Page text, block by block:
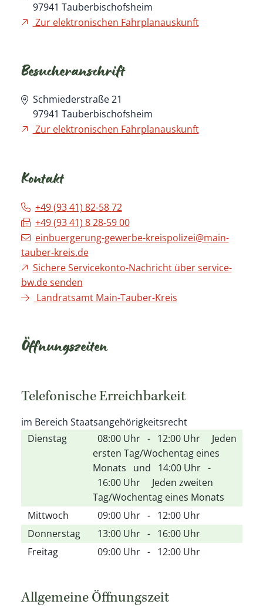
97941 Tauberbischofsheim
Zur elektronischen Fahrplanauskunft
Besucheranschrift
Schmiederstraße 21
97941 Tauberbischofsheim
Zur elektronischen Fahrplanauskunft
Kontakt
+49 (93 41) 82-58 72
+49 (93 41) 8 28-59 00
einbuergerung-gewerbe-kreispolizei@main-
tauber-kreis.de
Sichere Servicekonto-Nachricht über service-
bw.de senden
Landratsamt Main-Tauber-Kreis
Öffnungszeiten
Telefonische Erreichbarkeit
im Bereich Staatsangehörigkeitsrecht
Dienstag
08:00 Uhr - 12:00 Uhr
Jeden
ersten Tag/Wochentag eines
Monats
und 14:00 Uhr -
16:00 Uhr
Jeden zweiten
Tag/Wochentag eines Monats
Mittwoch
09:00 Uhr - 12:00 Uhr
Donnerstag
13:00 Uhr - 16:00 Uhr
Freitag
09:00 Uhr - 12:00 Uhr
Allgemeine Öffnungszeit